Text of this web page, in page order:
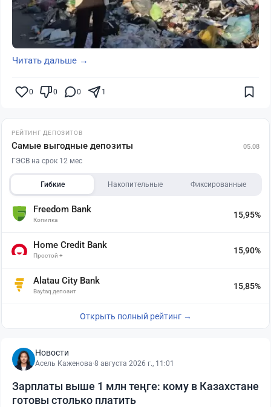
Читать дальше →
0 0 0 1
РЕЙТИНГ ДЕПОЗИТОВ
Самые выгодные депозиты 05.08
ГЭСВ на срок 12 мес
Гибкие Накопительные Фиксированные
Freedom Bank
Копилка
15,95%
Home Credit Bank
Простой +
15,90%
Alatau City Bank
Baytaq депозит
15,85%
Открыть полный рейтинг →
Новости
Асель Каженова·8 августа 2026 г., 11:01
Зарплаты выше 1 млн теңге: кому в Казахстане
готовы столько платить